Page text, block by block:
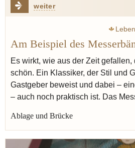
weiter
Am Beispiel des
Es wirkt, wie aus der Zeit
schön. Ein Klassiker, der Stil und
Gastgeber beweist und dabei –
– auch noch praktisch ist. Das
Ablage und Brücke